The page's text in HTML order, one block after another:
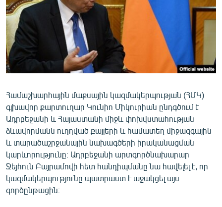
ՍՊՈՐՏ
ՄԵԿՆԱԲԱՆՈՒԹՅՈՒՆ
ՏՏ ԵՒ ԻՆՏԵՐՆԵՏ
ԿՈՐՈՆԱՎԻՐՈՒՍ
ՏԵՍԱՆՅՈՒԹԵՐ
ԲԱՆԱՎԵՃ
ՁԳՏԵԼՈՎ ԼԱՎԱԳՈՒՅՆԻՆ
ՓՈԴՔԱՍԹ
Հայերեն
English
Համաշխարհային մաքսային կազմակերպության (ՀՄԿ)
գլխավոր քարտուղար Կունիո Միկուրիան ընդգծում է
Ադրբեջանի և Հայաստանի միջև փոխվստահության
ձևավորմանն ուղղված քայլերի և համատեղ միջազգային
և տարածաշրջանային նախագծերի իրականացման
կարևորությունը։ Ադրբեջանի արտգործնախարար
Ջեյհուն Բայրամովի հետ հանդիպմանը նա հավելել է, որ
կազմակերպությունը պատրաստ է աջակցել այս
գործընթացին։